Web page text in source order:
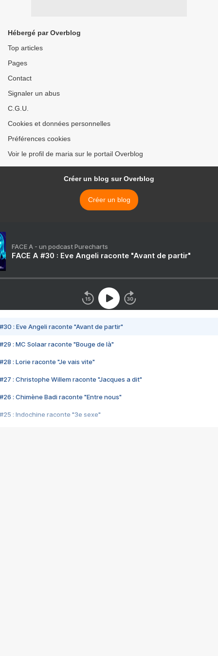
Hébergé par Overblog
Top articles
Pages
Contact
Signaler un abus
C.G.U.
Cookies et données personnelles
Préférences cookies
Voir le profil de maria sur le portail Overblog
Créer un blog sur Overblog
Créer un blog
FACE A - un podcast Purecharts
FACE A #30 : Eve Angeli raconte "Avant de partir"
#30 : Eve Angeli raconte "Avant de partir"
#29 : MC Solaar raconte "Bouge de là"
#28 : Lorie raconte "Je vais vite"
#27 : Christophe Willem raconte "Jacques a dit"
#26 : Chimène Badi raconte "Entre nous"
#25 : Indochine raconte "3e sexe"